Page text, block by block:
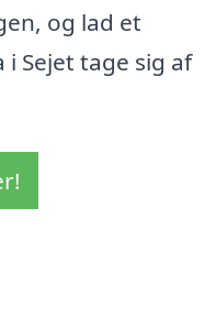
og lad et
Sejet tage sig af